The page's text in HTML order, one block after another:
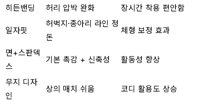
히든밴딩
허리 압박 완화 장시간 착용 편안함
일자핏
허벅지·종아리 라인 정
돈
체형 보정 효과
면+스판덱
스
기본 촉감 + 신축성 활동성 향상
무지 디자
인
상의 매치 쉬움 코디 활용도 상승